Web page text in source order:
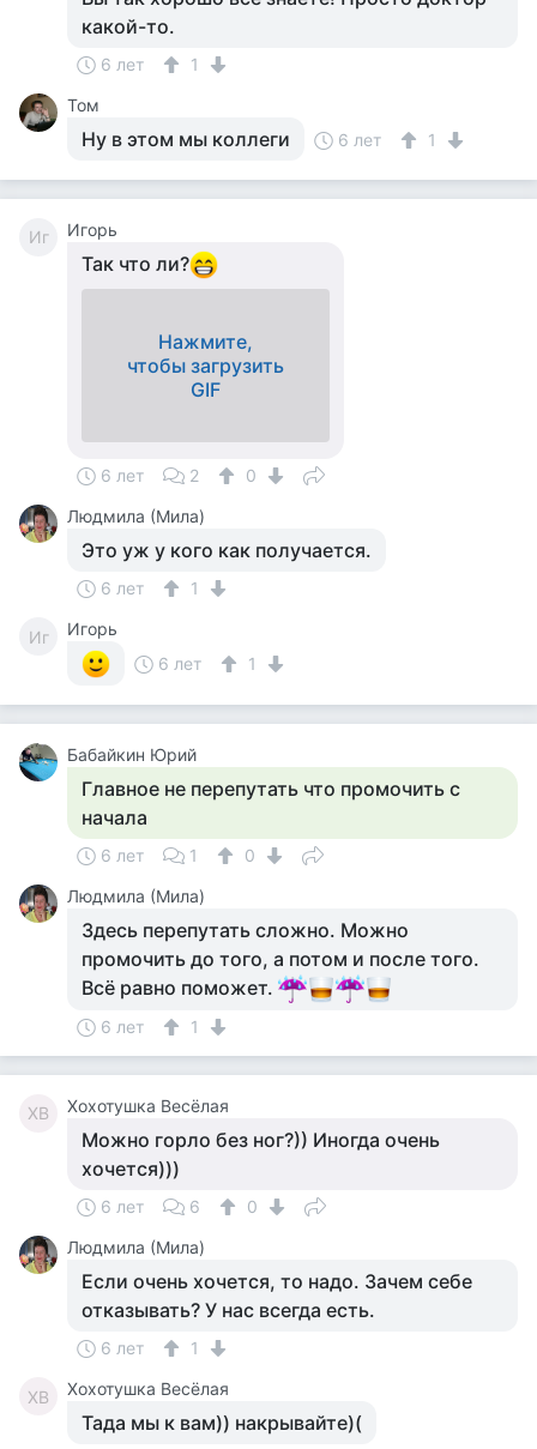
какой-то.
6 лет
1
Том
Ну в этом мы коллеги 6 лет 1
Иг Игорь
Так что ли?
Нажмите,
чтобы загрузить
GIF
6 лет 2
0
Людмила (Мила)
Это уж у кого как получается.
6 лет 1
Иг
Игорь
6 лет
1
Бабайкин Юрий
Главное не перепутать что промочить с
начала
6 лет 1
0
Людмила (Мила)
Здесь перепутать сложно. Можно
промочить до того, а потом и после того.
Всё равно поможет.
6 лет 1
ХВ Хохотушка Весёлая
Можно горло без ног?)) Иногда очень
хочется)))
6 лет 6
0
Людмила (Мила)
Если очень хочется, то надо. Зачем себе
отказывать? У нас всегда есть.
6 лет 1
ХВ Хохотушка Весёлая
Тада мы к вам)) накрывайте)(